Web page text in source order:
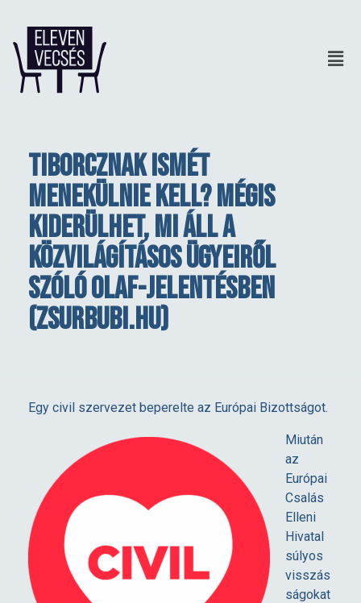
Tiborcznak ismét
menekülnie kell? Mégis
kiderülhet, mi áll a
közvilágításos ügyeiről
szóló OLAF-jelentésben
(zsurbubi.hu)
T
b
o
r
Egy civil szervezet beperelte az Európai Bizottságot.
Miután
az
Európai
Csalás
Elleni
Hivatal
súlyos
visszás
ságokat